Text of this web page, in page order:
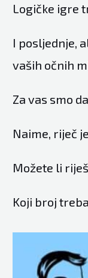
Logičke igre
I posljednje,
vaših očnih
Za vas smo
Naime, riječ
Možete li
Koji broj